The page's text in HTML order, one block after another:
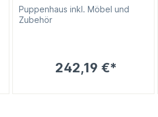
Puppenhaus inkl. Möbel und
Zubehör
242,19 €*